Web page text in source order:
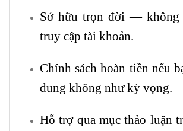
Sở hữu trọn đời — không
truy cập tài khoản.
Chính sách hoàn tiền nếu
dung không như kỳ vọng.
Hỗ trợ qua mục thảo luận